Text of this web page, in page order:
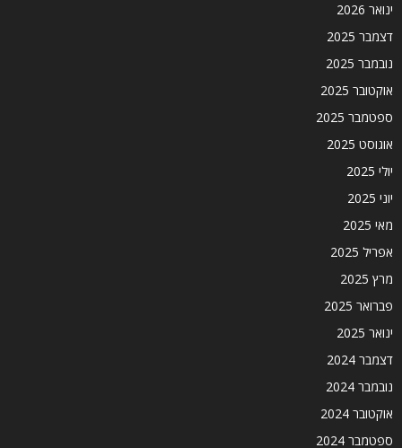
ינואר 2026
דצמבר 2025
נובמבר 2025
אוקטובר 2025
ספטמבר 2025
אוגוסט 2025
יולי 2025
יוני 2025
מאי 2025
אפריל 2025
מרץ 2025
פברואר 2025
ינואר 2025
דצמבר 2024
נובמבר 2024
אוקטובר 2024
ספטמבר 2024